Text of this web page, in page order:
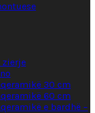
zierje
30 cm
60 cm
e bardhë –